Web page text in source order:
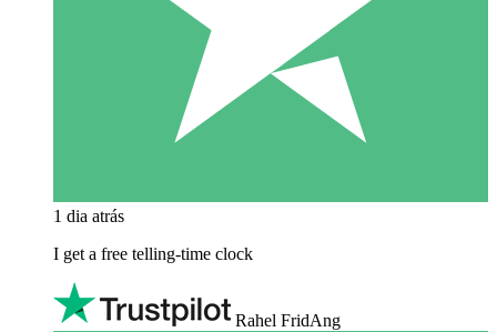
1 dia atrás
I get a free telling-time clock
Rahel FridAng